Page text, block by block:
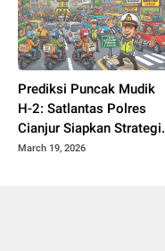
Prediksi Puncak Mudik
H-2: Satlantas Polres
Cianjur Siapkan Strategi
Pecah Arus ke Jalur
March 19, 2026